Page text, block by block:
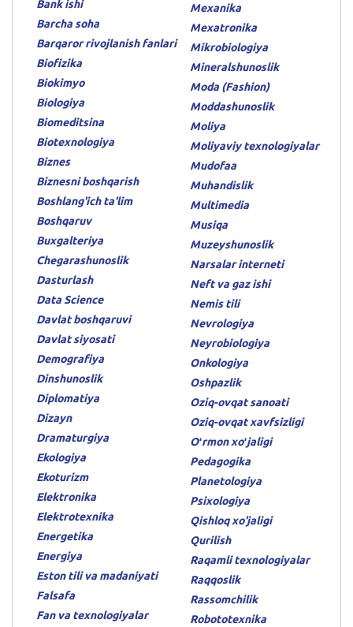
Bank ishi
Barcha soha
Barqaror rivojlanish fanlari
Biofizika
Biokimyo
Biologiya
Biomeditsina
Biotexnologiya
Biznes
Biznesni boshqarish
Boshlang'ich ta'lim
Boshqaruv
Buxgalteriya
Chegarashunoslik
Dasturlash
Data Science
Davlat boshqaruvi
Davlat siyosati
Demografiya
Dinshunoslik
Diplomatiya
Dizayn
Dramaturgiya
Ekologiya
Ekoturizm
Elektronika
Elektrotexnika
Energetika
Energiya
Eston tili va madaniyati
Falsafa
Fan va texnologiyalar
Mexanika
Mexatronika
Mikrobiologiya
Mineralshunoslik
Moda (Fashion)
Moddashunoslik
Moliya
Moliyaviy texnologiyalar
Mudofaa
Muhandislik
Multimedia
Musiqa
Muzeyshunoslik
Narsalar interneti
Neft va gaz ishi
Nemis tili
Nevrologiya
Neyrobiologiya
Onkologiya
Oshpazlik
Oziq-ovqat sanoati
Oziq-ovqat xavfsizligi
Oʻrmon xoʻjaligi
Pedagogika
Planetologiya
Psixologiya
Qishloq xo'jaligi
Qurilish
Raqamli texnologiyalar
Raqqoslik
Rassomchilik
Robototexnika